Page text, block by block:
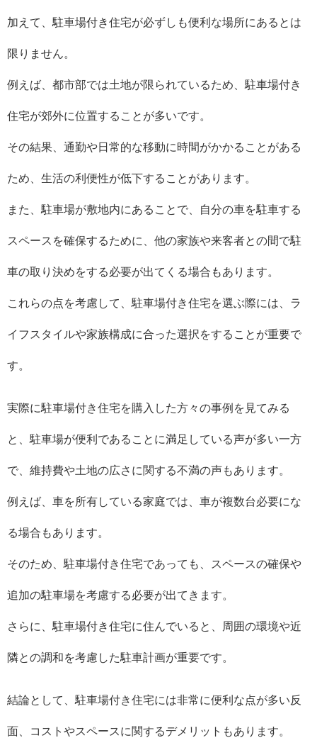
加えて、駐車場付き住宅が必ずしも便利な場所にあるとは
限りません。
例えば、都市部では土地が限られているため、駐車場付き
住宅が郊外に位置することが多いです。
その結果、通勤や日常的な移動に時間がかかることがある
ため、生活の利便性が低下することがあります。
また、駐車場が敷地内にあることで、自分の車を駐車する
スペースを確保するために、他の家族や来客者との間で駐
車の取り決めをする必要が出てくる場合もあります。
これらの点を考慮して、駐車場付き住宅を選ぶ際には、ラ
イフスタイルや家族構成に合った選択をすることが重要で
す。
実際に駐車場付き住宅を購入した方々の事例を見てみる
と、駐車場が便利であることに満足している声が多い一方
で、維持費や土地の広さに関する不満の声もあります。
例えば、車を所有している家庭では、車が複数台必要にな
る場合もあります。
そのため、駐車場付き住宅であっても、スペースの確保や
追加の駐車場を考慮する必要が出てきます。
さらに、駐車場付き住宅に住んでいると、周囲の環境や近
隣との調和を考慮した駐車計画が重要です。
結論として、駐車場付き住宅には非常に便利な点が多い反
面、コストやスペースに関するデメリットもあります。